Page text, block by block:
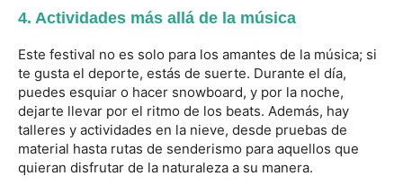
4. Actividades más allá de la música
Este festival no es solo para los amantes de la música; si
te gusta el deporte, estás de suerte. Durante el día,
puedes esquiar o hacer snowboard, y por la noche,
dejarte llevar por el ritmo de los beats. Además, hay
talleres y actividades en la nieve, desde pruebas de
material hasta rutas de senderismo para aquellos que
quieran disfrutar de la naturaleza a su manera.